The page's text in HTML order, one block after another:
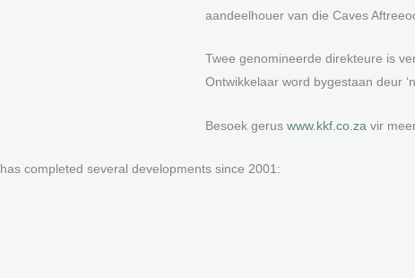
aandeelhouer van die Caves
Twee genomineerde direkteure is
Ontwikkelaar word bygestaan deur
Besoek geruswww.kkf.co.za vir
has completed several developments since 2001: